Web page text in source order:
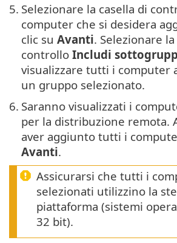
5. Selezionare la casella di
computer che si desidera
clic su Avanti. Selezionare
controllo Includi
visualizzare tutti i computer
un gruppo selezionato.
6. Saranno visualizzati i
per la distribuzione remota.
aver aggiunto tutti i
Avanti.
Assicurarsi che tutti i
selezionati utilizzino la
piattaforma (sistemi
32 bit).